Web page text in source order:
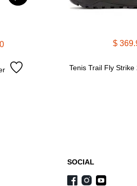
$ 369.
Tenis Trail Fly Strike
SOCIAL